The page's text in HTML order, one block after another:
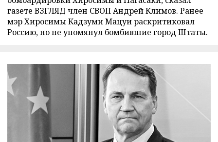
газете ВЗГЛЯД член СВОП Андрей Климов. Ранее
мэр Хиросимы Кадзуми Мацуи раскритиковал
Россию, но не упомянул бомбившие город Штаты.